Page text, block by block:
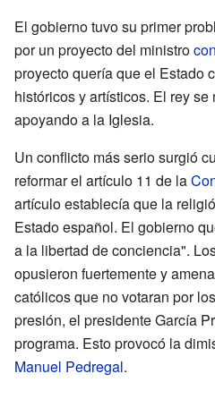
El gobierno tuvo su primer
por un proyecto del ministro
proyecto quería que el Estado
históricos y artísticos. El rey
apoyando a la Iglesia.
Un conflicto más serio surgió
reformar el artículo 11 de la
artículo establecía que la
Estado español. El gobierno
a la libertad de conciencia".
opusieron fuertemente y
católicos que no votaran por
presión, el presidente García
programa. Esto provocó la
Manuel Pedregal.